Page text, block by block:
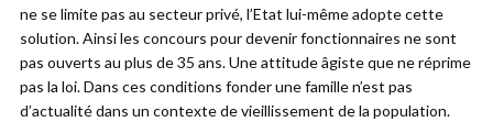
ne se limite pas au secteur privé, l’Etat lui-même adopte cette
solution. Ainsi les concours pour devenir fonctionnaires ne sont
pas ouverts au plus de 35 ans. Une attitude âgiste que ne réprime
pas la loi. Dans ces conditions fonder une famille n’est pas
d’actualité dans un contexte de vieillissement de la population.